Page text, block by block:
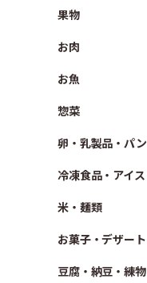
果物
お肉
お魚
惣菜
卵・乳製品・パン
冷凍食品・アイス
米・麺類
お菓子・デザート
豆腐・納豆・練物